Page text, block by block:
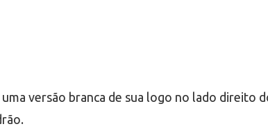
uma versão branca de sua logo no lado